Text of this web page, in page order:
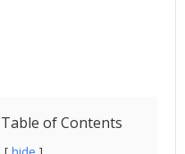
Table of Contents